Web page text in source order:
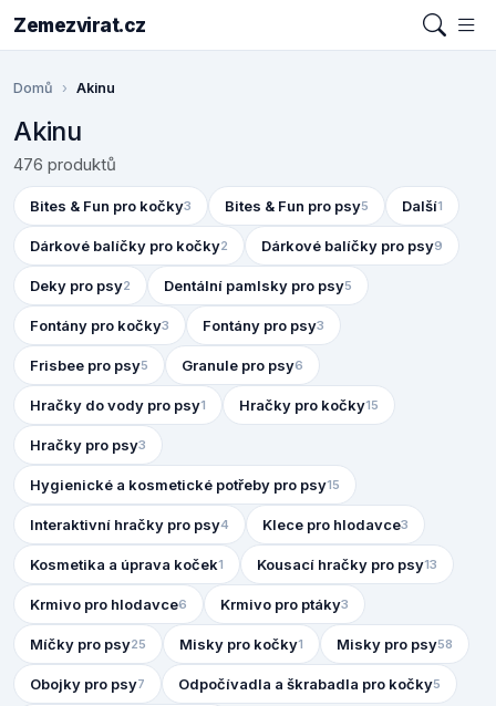
Zemezvirat.cz
Domů Akinu
Akinu
476 produktů
Bites & Fun pro kočky3 Bites & Fun pro psy5 Další1
Dárkové balíčky pro kočky2 Dárkové balíčky pro psy9
Deky pro psy2 Dentální pamlsky pro psy5
Fontány pro kočky3 Fontány pro psy3
Frisbee pro psy5 Granule pro psy6
Hračky do vody pro psy1 Hračky pro kočky15
Hračky pro psy3
Hygienické a kosmetické potřeby pro psy15
Interaktivní hračky pro psy4 Klece pro hlodavce3
Kosmetika a úprava koček1 Kousací hračky pro psy13
Krmivo pro hlodavce6 Krmivo pro ptáky3
Míčky pro psy25 Misky pro kočky1 Misky pro psy58
Obojky pro psy7 Odpočívadla a škrabadla pro kočky5